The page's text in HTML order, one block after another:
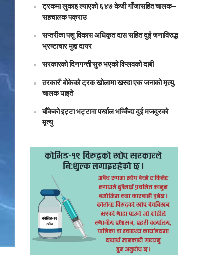
ट्रकमा लुकाइ ल्याएको ६४७ केजी गाँजासहित चालक–
सहचालक पक्राउ
सप्तरीका पशु विकास अधिकृत दास सहित दुई जनाविरुद्ध
भ्रष्टाचार मुद्दा दायर
सरकारको दिनगन्ती सुरु भएको विप्लवको दाबी
तरकारी बोकेको ट्रक खोलामा खस्दा एक जनाको मृत्यु,
चालक घाइते
बाँकेको इट्टा भट्टामा पर्खाल भत्किँदा दुई मजदुरको
मृत्यु